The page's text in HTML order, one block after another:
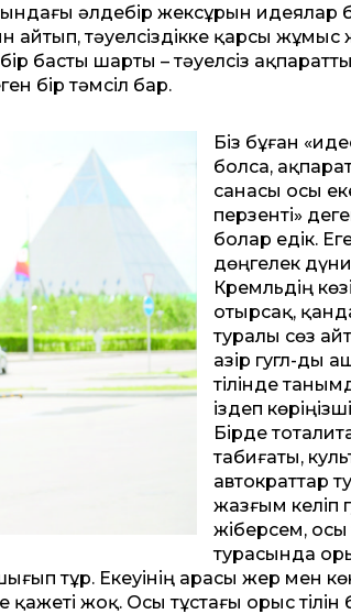
әлдебір жексұрын идеялар
айтып, тәуелсіздікке қарсы
басты шарты – тәуелсіз
бір тәмсіл бар.
Біз бұған
болса,
санасы осы
перзенті»
болар едік.
дөңгелек
Кремльдің
отырсақ,
туралы сөз
Қазір гугл-ды
ті­лінде
іздеп
Бірде
табиғаты,
автократтар
жазғым келіп
жіберсем,
турасында
тұр. Екеуінің арасы жер мен
қажеті жоқ. Осы тұстағы орыс тілін